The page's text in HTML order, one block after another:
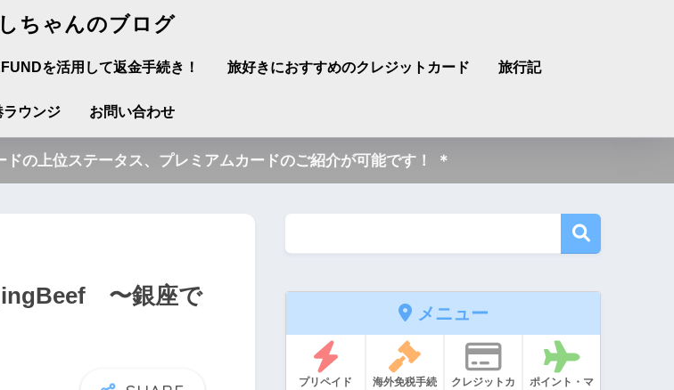
ちゃんのブログ
を活用して返金手続き！ 旅好きにおすすめのクレジットカード 旅行記
ラウンジ お問い合わせ
の上位ステータス、プレミアムカードのご紹介が可能です！ ＊
〜銀座で
メニュー
プリペイド
海外免税手続
クレジットカ
ポイント・マ